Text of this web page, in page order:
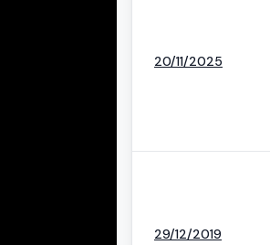
20/11/2025
29/12/2019